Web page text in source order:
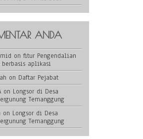
ANDA
on fitur Pengendalian
berbasis aplikasi
on Daftar Pejabat
on Longsor di Desa
Temanggung
on Longsor di Desa
Temanggung